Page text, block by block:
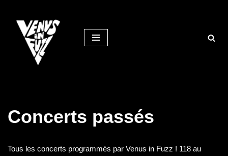
Aller
contenu
Concerts passés
Tous les concerts programmés par Venus in Fuzz ! 118 au